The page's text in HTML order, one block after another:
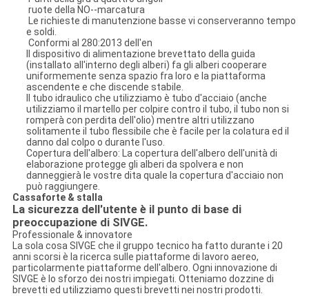
ruote della NO--marcatura
Le richieste di manutenzione basse vi conserveranno tempo
e soldi.
Conformi al 280:2013 dell'en
Il dispositivo di alimentazione brevettato della guida
(installato all'interno degli alberi) fa gli alberi cooperare
uniformemente senza spazio fra loro e la piattaforma
ascendente e che discende stabile.
Il tubo idraulico che utilizziamo è tubo d'acciaio (anche
utilizziamo il martello per colpire contro il tubo, il tubo non si
romperà con perdita dell'olio) mentre altri utilizzano
solitamente il tubo flessibile che è facile per la colatura ed il
danno dal colpo o durante l'uso.
Copertura dell'albero: La copertura dell'albero dell'unità di
elaborazione protegge gli alberi da spolvera e non
danneggierà le vostre dita quale la copertura d'acciaio non
può raggiungere.
Cassaforte & stalla
La sicurezza dell'utente è il punto di base di
preoccupazione di SIVGE.
Professionale & innovatore
La sola cosa SIVGE che il gruppo tecnico ha fatto durante i 20
anni scorsi è la ricerca sulle piattaforme di lavoro aereo,
particolarmente piattaforme dell'albero. Ogni innovazione di
SIVGE è lo sforzo dei nostri impiegati. Otteniamo dozzine di
brevetti ed utilizziamo questi brevetti nei nostri prodotti.